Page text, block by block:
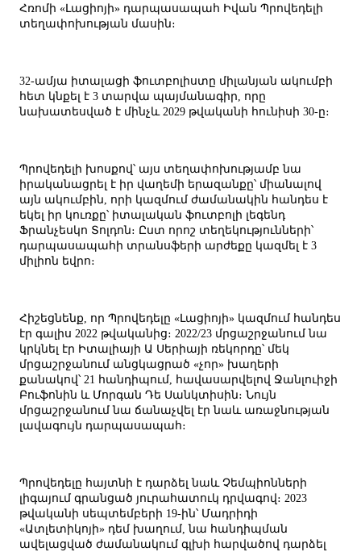
Հռոմի «Լացիոյի» դարպասապահ Իվան Պրովեդելի
տեղափոխության մասին։
32-ամյա իտալացի ֆուտբոլիստը միլանյան ակումբի
հետ կնքել է 3 տարվա պայմանագիր, որը
նախատեսված է մինչև 2029 թվականի հունիսի 30-ը։
Պրովեդելի խոսքով՝ այս տեղափոխությամբ նա
իրականացրել է իր վաղեմի երազանքը՝ միանալով
այն ակումբին, որի կազմում ժամանակին հանդես է
եկել իր կուռքը՝ իտալական ֆուտբոլի լեգենդ
Ֆրանչեսկո Տոլդոն։ Ըստ որոշ տեղեկությունների՝
դարպասապահի տրանսֆերի արժեքը կազմել է 3
միլիոն եվրո։
Հիշեցնենք, որ Պրովեդելը «Լացիոյի» կազմում հանդես
էր գալիս 2022 թվականից։ 2022/23 մրցաշրջանում նա
կրկնել էր Իտալիայի Ա Սերիայի ռեկորդը՝ մեկ
մրցաշրջանում անցկացրած «չոր» խաղերի
քանակով՝ 21 հանդիպում, հավասարվելով Ջանլուիջի
Բուֆոնին և Մորգան Դե Սանկտիսին։ Նույն
մրցաշրջանում նա ճանաչվել էր նաև առաջնության
լավագույն դարպասապահ։
Պրովեդելը հայտնի է դարձել նաև Չեմպիոնների
լիգայում գրանցած յուրահատուկ դրվագով։ 2023
թվականի սեպտեմբերի 19-ին՝ Մադրիդի
«Ատլետիկոյի» դեմ խաղում, նա հանդիպման
ավելացված ժամանակում գլխի հարվածով դարձել